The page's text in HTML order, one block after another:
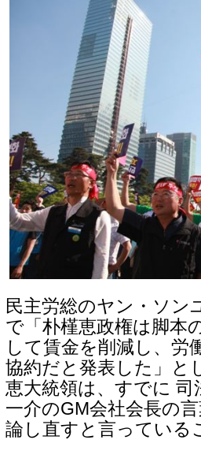
民主労総のヤン・ソン
で「朴槿恵政権は脚本
して賃金を削減し、労
協約だと発表した」と
恵大統領は、すでに
一介のGM会社会長の
論し直すと言っている